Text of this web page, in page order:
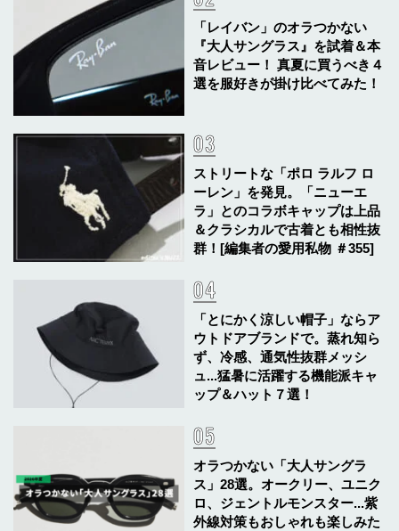
「レイバン」のオラつかない
『大人サングラス』を試着＆本
音レビュー！ 真夏に買うべき４
選を服好きが掛け比べてみた！
ストリートな「ポロ ラルフ ロ
ーレン」を発見。「ニューエ
ラ」とのコラボキャップは上品
＆クラシカルで古着とも相性抜
群！[編集者の愛用私物 ＃355]
「とにかく涼しい帽子」ならア
ウトドアブランドで。蒸れ知ら
ず、冷感、通気性抜群メッシ
ュ...猛暑に活躍する機能派キャ
ップ＆ハット７選！
オラつかない「大人サングラ
ス」28選。オークリー、ユニク
ロ、ジェントルモンスター...紫
外線対策もおしゃれも楽しみた